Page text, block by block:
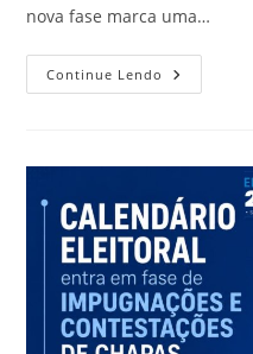
nova fase marca uma…
Continue Lendo Mais
Interativa
Da
RBA
Marca
Nova
Fase
Editorial
Da
Publicação